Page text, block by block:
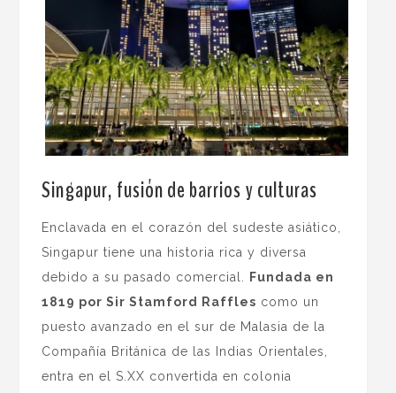
Singapur, fusión de barrios y culturas
Enclavada en el corazón del sudeste asiático,
Singapur tiene una historia rica y diversa
debido a su pasado comercial.
Fundada en
1819 por Sir Stamford Raffles como un
puesto avanzado en el sur de Malasia de la
Compañía Británica de las Indias Orientales,
entra en el S.XX convertida en colonia